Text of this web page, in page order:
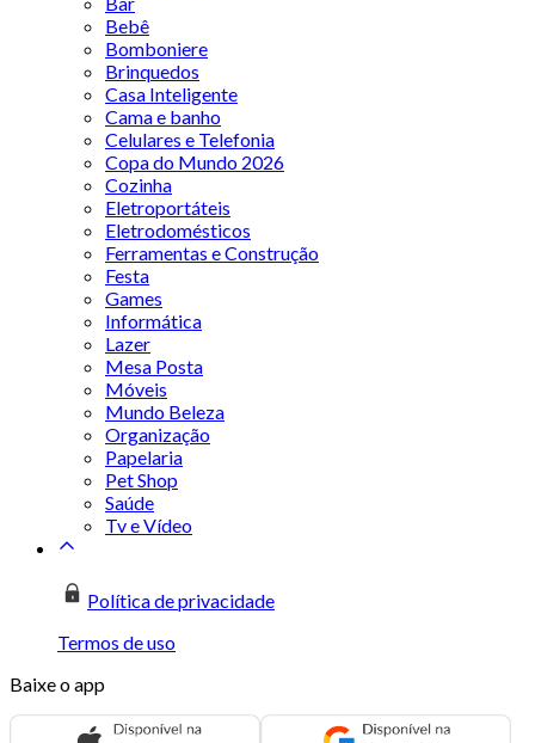
Bebê
Bomboniere
Brinquedos
Casa Inteligente
Cama e banho
Celulares e Telefonia
Copa do Mundo 2026
Cozinha
Eletroportáteis
Eletrodomésticos
Ferramentas e Construção
Festa
Games
Informática
Lazer
Mesa Posta
Móveis
Mundo Beleza
Organização
Papelaria
Pet Shop
Saúde
Tv e Vídeo
Política de privacidade
Termos de uso
Baixe o app